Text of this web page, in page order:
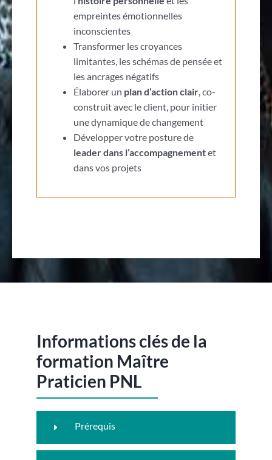
empreintes émotionnelles
inconscientes
Transformer les croyances
limitantes, les schémas de pensée et
les ancrages négatifs
Élaborer un plan d’action clair, co-
construit avec le client, pour initier
une dynamique de changement
Développer votre posture de
leader dans l’accompagnementet
dans vos projets
Informations clés de la
formation Maître
Praticien PNL
Prérequis